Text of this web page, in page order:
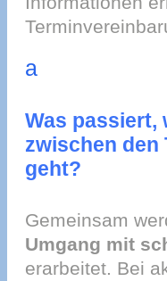
a
Was passiert,
zwischen den
geht?
Gemeinsam
Umgang mit
erarbeitet. Bei